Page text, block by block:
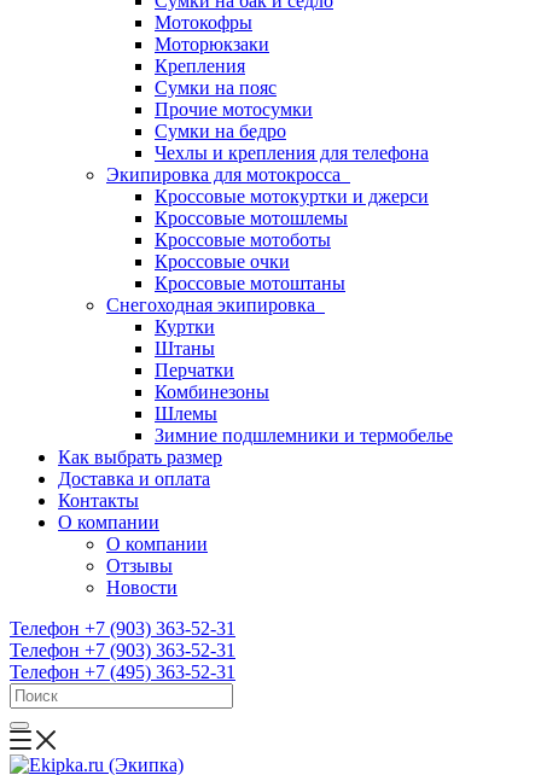
Мотокофры
Моторюкзаки
Крепления
Сумки на пояс
Прочие мотосумки
Сумки на бедро
Чехлы и крепления для телефона
Экипировка для мотокросса
Кроссовые мотокуртки и джерси
Кроссовые мотошлемы
Кроссовые мотоботы
Кроссовые очки
Кроссовые мотоштаны
Снегоходная экипировка
Куртки
Штаны
Перчатки
Комбинезоны
Шлемы
Зимние подшлемники и термобелье
Как выбрать размер
Доставка и оплата
Контакты
О компании
О компании
Отзывы
Новости
Телефон +7 (903) 363-52-31
Телефон +7 (903) 363-52-31
Телефон +7 (495) 363-52-31